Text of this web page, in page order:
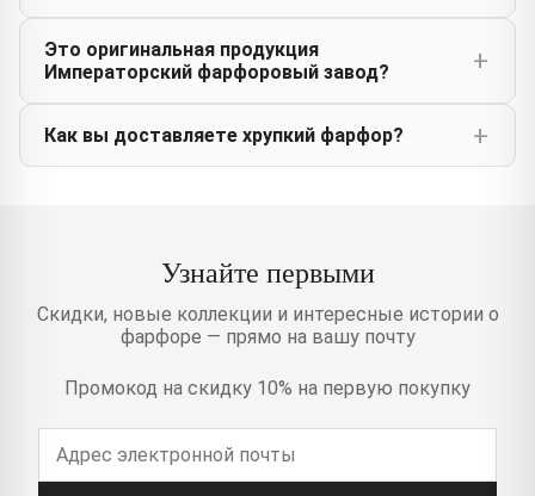
Это оригинальная продукция
Императорский фарфоровый завод?
Как вы доставляете хрупкий фарфор?
Узнайте первыми
Скидки, новые коллекции и интересные истории о
фарфоре — прямо на вашу почту
Промокод на скидку 10% на первую покупку